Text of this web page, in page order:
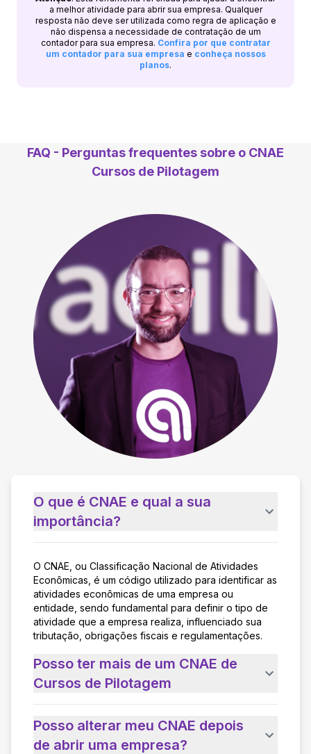
a melhor atividade para abrir sua empresa. Qualquer
resposta não deve ser utilizada como regra de aplicação e
não dispensa a necessidade de contratação de um
contador para sua empresa. Confira por que contratar
um contador para sua empresa e conheça nossos
planos.
FAQ - Perguntas frequentes sobre o CNAE
Cursos de Pilotagem
O que é CNAE e qual a sua
importância?
O CNAE, ou Classificação Nacional de Atividades
Econômicas, é um código utilizado para identificar as
atividades econômicas de uma empresa ou
entidade, sendo fundamental para definir o tipo de
atividade que a empresa realiza, influenciado sua
tributação, obrigações fiscais e regulamentações.
Posso ter mais de um CNAE de
Cursos de Pilotagem
Posso alterar meu CNAE depois
de abrir uma empresa?